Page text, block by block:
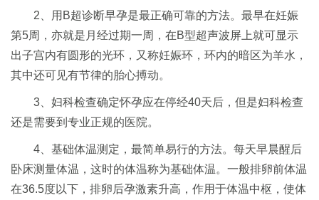
2、用B超诊断早孕是最正确可靠的方法。最早在妊娠
第5周，亦就是月经过期一周，在B型超声波屏上就可显示
出子宫内有圆形的光环，又称妊娠环，环内的暗区为羊水，
其中还可见有节律的胎心搏动。
3、妇科检查确定怀孕应在停经40天后，但是妇科检查
还是需要到专业正规的医院。
4、基础体温测定，最简单易行的方法。每天早晨醒后
卧床测量体温，这时的体温称为基础体温。一般排卵前体温
在36.5度以下，排卵后孕激素升高，作用于体温中枢，使体